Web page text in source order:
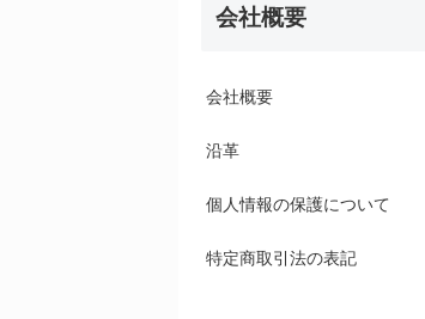
会社概要
会社概要
沿革
個人情報の保護について
特定商取引法の表記